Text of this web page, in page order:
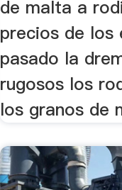
de malta a
precios de los
pasado la
rugosos los
los granos de